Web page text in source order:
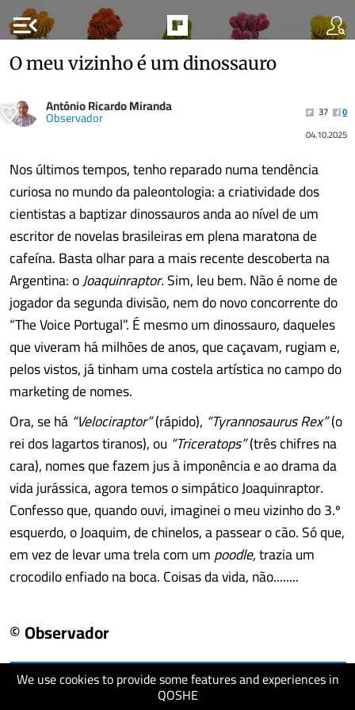
menu_open
We use cookies to provide some features and experiences in
QOSHE
O meu vizinho é um dinossauro
António Ricardo Miranda
Observador 37
0
04.10.2025
Nos últimos tempos, tenho reparado numa tendência
curiosa no mundo da paleontologia: a criatividade dos
cientistas a baptizar dinossauros anda ao nível de um
escritor de novelas brasileiras em plena maratona de
cafeína. Basta olhar para a mais recente descoberta na
Argentina: oJoaquinraptor.Sim, leu bem. Não é nome de
jogador da segunda divisão, nem do novo concorrente do
“The Voice Portugal”. É mesmo um dinossauro, daqueles
que viveram há milhões de anos, que caçavam, rugiam e,
pelos vistos, já tinham uma costela artística no campo do
marketing de nomes.
Ora, se há “Velociraptor”(rápido), “Tyrannosaurus Rex”(o
rei dos lagartos tiranos), ou “Triceratops”(três chifres na
cara), nomes que fazem jus à imponência e ao drama da
vida jurássica, agora temos o simpático Joaquinraptor.
Confesso que, quando ouvi, imaginei o meu vizinho do 3.º
esquerdo, o Joaquim, de chinelos, a passear o cão. Só que,
em vez de levar uma trela com umpoodle,trazia um
crocodilo enfiado na boca. Coisas da vida, não........
© Observador
visit website